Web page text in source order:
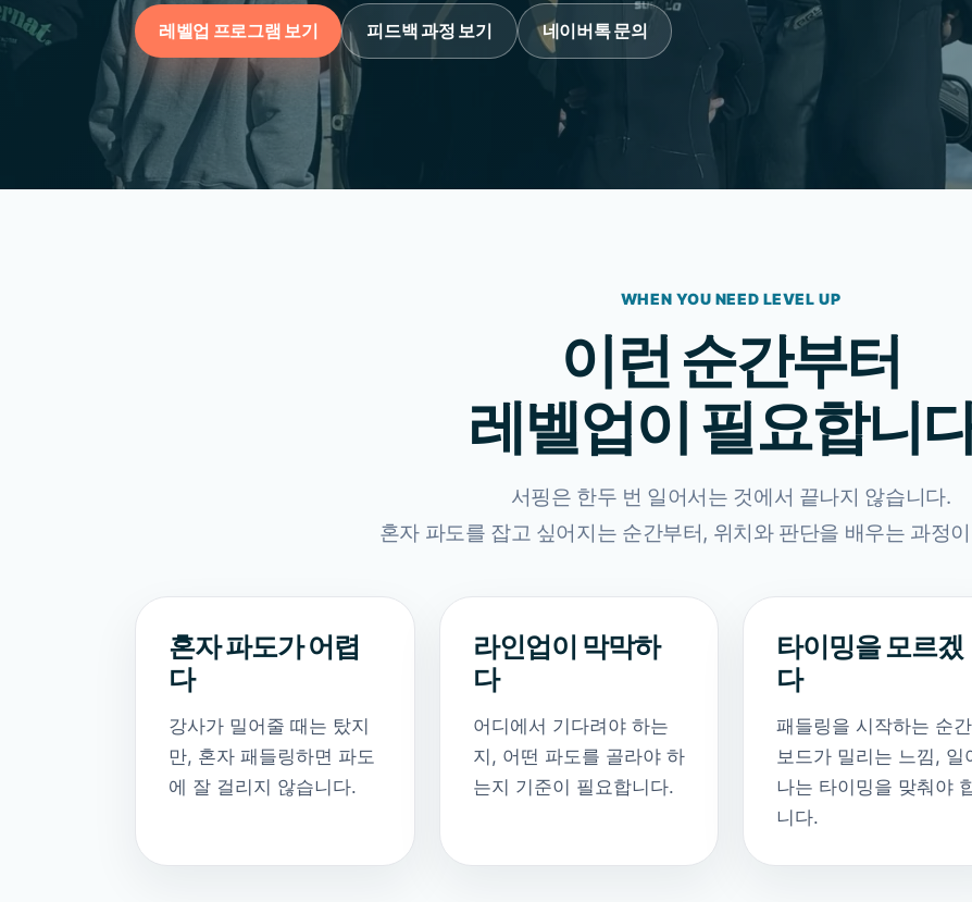
레벨업 프로그램 보기 피드백 과정 보기 네이버톡 문의
WHEN YOU NEED LEVEL UP
이런 순간부터
레벨업이 필요합니
서핑은 한두 번 일어서는 것에서 끝나지 않습니다.
혼자 파도를 잡고 싶어지는 순간부터, 위치와 판단을 배우는 과정
혼자 파도가 어렵
다
강사가 밀어줄 때는 탔지
만, 혼자 패들링하면 파도
에 잘 걸리지 않습니다.
라인업이 막막하
다
어디에서 기다려야 하는
지, 어떤 파도를 골라야 하
는지 기준이 필요합니다.
타이밍을 모르겠
다
패들링을 시작하는 순
보드가 밀리는 느낌, 일
나는 타이밍을 맞춰야
니다.